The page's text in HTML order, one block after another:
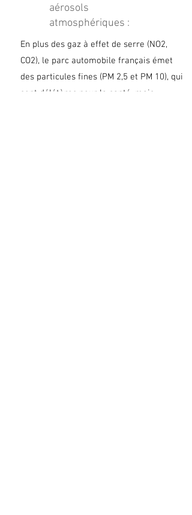
aérosols
atmosphériques :
En plus des gaz à effet de serre (NO2,
CO2), le parc automobile français émet
des particules fines (PM 2,5 et PM 10), qui
sont délétères pour la santé, mais